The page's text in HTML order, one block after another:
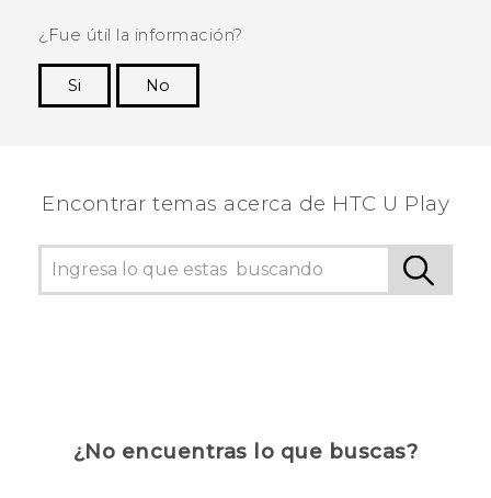
¿Fue útil la información?
Si
No
Encontrar temas acerca de HTC U Play
¿No encuentras lo que buscas?